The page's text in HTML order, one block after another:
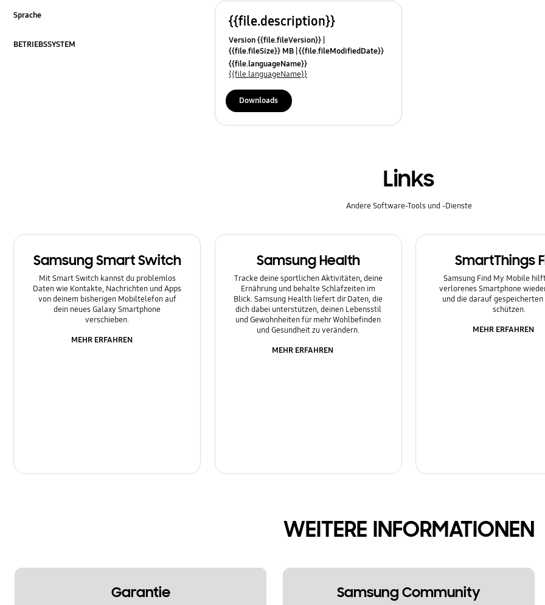
Firmware-Update
Galaxy Apps
Sperre
Ton
Sprache
BETRIEBSSYSTEM
{{file.description}}
Version {{file.fileVersion}}
{{file.fileSize}} MB {{file.fileModifiedDate}}
{{file.osNames}}
{{file.languageName}}
{{file.languageName}}
Downloads
Links
Andere Software-Tools und -Dienste
Samsung Smart Switch
Mit Smart Switch kannst du problemlos
Daten wie Kontakte, Nachrichten und Apps
von deinem bisherigen Mobiltelefon auf
dein neues Galaxy Smartphone
verschieben.
MEHR ERFAHREN
Samsung Health
Tracke deine sportlichen Aktivitäten, deine
Ernährung und behalte Schlafzeiten im
Blick. Samsung Health liefert dir Daten, die
dich dabei unterstützen, deinen Lebensstil
und Gewohnheiten für mehr Wohlbefinden
und Gesundheit zu verändern.
MEHR ERFAHREN
SmartThings
Samsung Find My Mobile
verlorenes Smartphone
und die darauf
schützen.
MEHR ERFAHREN
WEITERE INFORMATIONEN
Garantie Samsung Community